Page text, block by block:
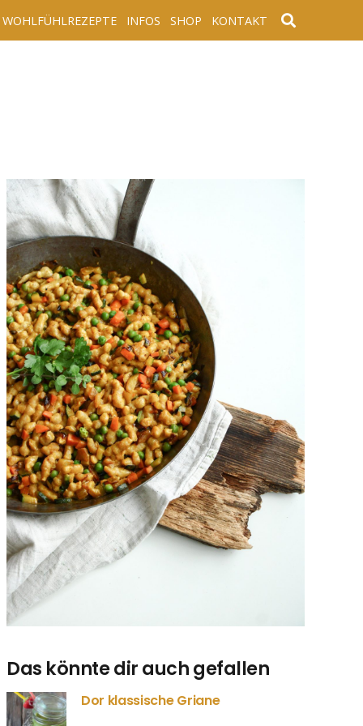
WOHLFÜHLREZEPTE INFOS SHOP KONTAKT
Das könnte dir auch gefallen
Dor klassische Griane